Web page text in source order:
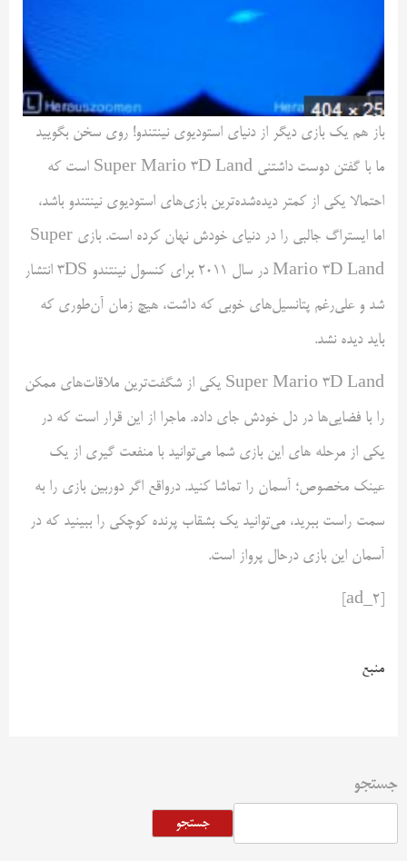
باز هم یک بازی دیگر از دنیای استودیوی نینتندو! روی سخن بگویید
ما با گفتن دوست داشتنی Super Mario 3D Land است که
احتمالا یکی از کمتر دیده‌شده‌ترین بازی‌های استودیوی نینتندو باشد،
اما ایستراگ جالبی را در دنیای خودش نهان کرده است. بازی Super
Mario 3D Land در سال ۲۰۱۱ برای کنسول نینتندو 3DS انتشار
شد و علی‌رغم پتانسیل‌های خوبی که داشت، هیچ زمان آن‌طوری که
باید دیده نشد.
Super Mario 3D Land یکی از شگفت‌ترین ملاقات‌های ممکن
را با فضایی‌ها در دل خودش جای داده. ماجرا از این قرار است که در
یکی از مرحله های این بازی شما می‌توانید با منفعت گیری از یک
عینک مخصوص؛ آسمان را تماشا کنید. درواقع اگر دوربین بازی را به
سمت راست ببرید، می‌توانید یک بشقاب پرنده کوچکی را ببینید که در
آسمان این بازی درحال پرواز است.
منبع
جستجو
جستجو